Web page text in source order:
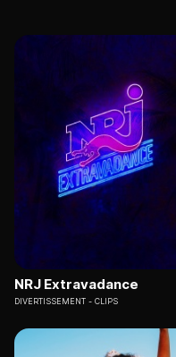
NRJ Extravadance
DIVERTISSEMENT CLIPS